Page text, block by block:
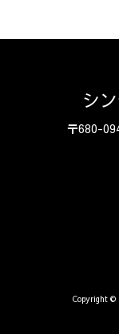
シ
〒680-
Copyright ©